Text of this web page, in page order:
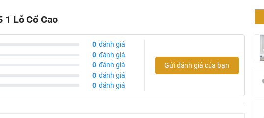
1 Lỗ Cổ Cao
0 đánh giá
0 đánh giá
0 đánh giá
0 đánh giá
0 đánh giá
Gửi đánh giá của bạn